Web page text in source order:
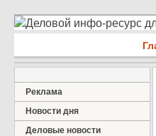
Деловой инфо-ресурс
Реклама
Новости дня
Деловые новости